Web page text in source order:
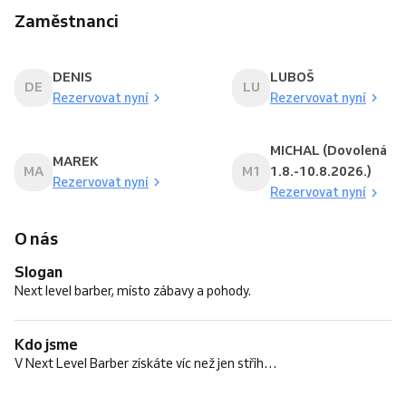
Zaměstnanci
DE
DENIS
Rezervovat nyní
LU
LUBOŠ
Rezervovat nyní
MA
MAREK
Rezervovat nyní
M1
MICHAL (Dovolená
1.8.-10.8.2026.)
Rezervovat nyní
O nás
Slogan
Next level barber, místo zábavy a pohody.
Kdo jsme
V Next Level Barber získáte víc než jen střih…